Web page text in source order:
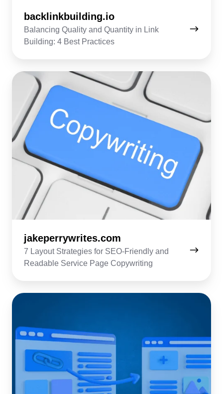
backlinkbuilding.io
Balancing Quality and Quantity in Link
Building: 4 Best Practices
jakeperrywrites.com
7 Layout Strategies for SEO-Friendly and
Readable Service Page Copywriting
jakeperrywrites.com
serpsgrowth.com